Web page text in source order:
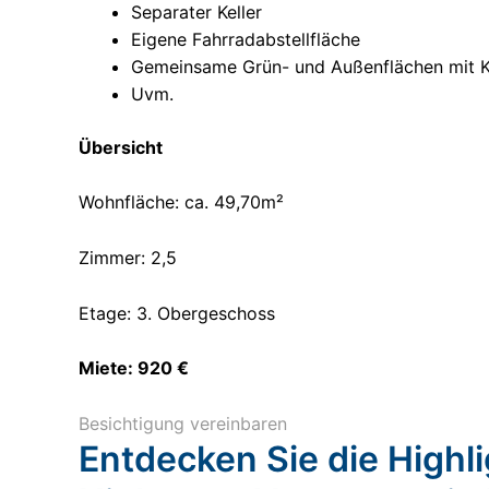
Separater Keller
Eigene Fahrradabstellfläche
Gemeinsame Grün- und Außenflächen mit
Uvm.
Übersicht
Wohnfläche: ca. 49,70m²
Zimmer: 2,5
Etage: 3. Obergeschoss
Miete: 920 €
Besichtigung vereinbaren
Entdecken Sie die